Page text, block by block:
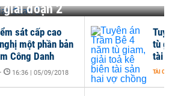
giai đoạn 2
sát cấp cao
một phần bản
Công Danh
- 16:36 | 05/09/2018
tù
tài
TÀI